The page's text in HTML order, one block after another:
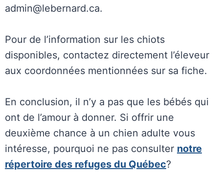
admin@lebernard.ca.
Pour de l’information sur les chiots
disponibles, contactez directement l’éleveur
aux coordonnées mentionnées sur sa fiche.
En conclusion, il n’y a pas que les bébés qui
ont de l’amour à donner. Si offrir une
deuxième chance à un chien adulte vous
intéresse, pourquoi ne pas consulter notre
répertoire des refuges du Québec?